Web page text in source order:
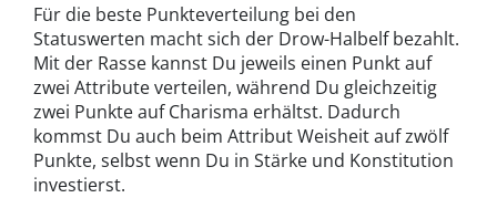
Für die beste Punkteverteilung bei den
Statuswerten macht sich der Drow-Halbelf bezahlt.
Mit der Rasse kannst Du jeweils einen Punkt auf
zwei Attribute verteilen, während Du gleichzeitig
zwei Punkte auf Charisma erhältst. Dadurch
kommst Du auch beim Attribut Weisheit auf zwölf
Punkte, selbst wenn Du in Stärke und Konstitution
investierst.